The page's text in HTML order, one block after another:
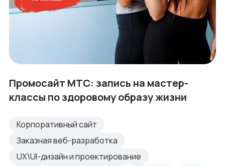
Промосайт МТС: запись на мастер-
классы по здоровому образу жизни
Корпоративный сайт
Заказная веб-разработка
UX\UI-дизайн и проектирование